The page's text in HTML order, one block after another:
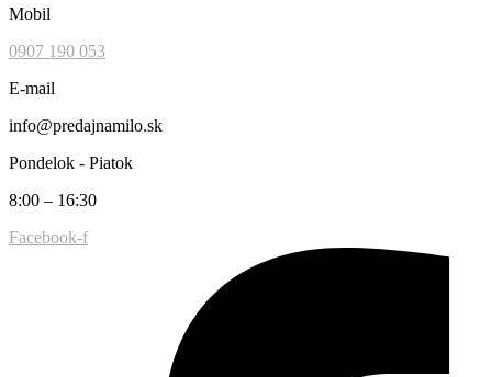
Mobil
0907 190 053
E-mail
info@predajnamilo.sk
Pondelok - Piatok
8:00 – 16:30
Facebook-f